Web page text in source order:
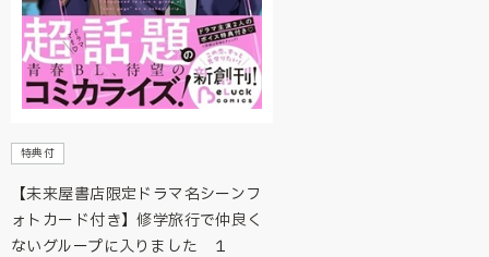
特典付
【未来屋書店限定ドラマ名シーンフ
ォトカード付き】修学旅行で仲良く
ないグループに入りました １